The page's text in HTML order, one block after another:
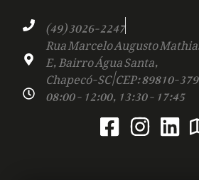
(49) 3026-2247
Rua Marcelo Augusto
E, Bairro Água Santa,
Chapecó-SC | CEP: 89810-379
08:00 - 12:00, 13:30 - 17:45